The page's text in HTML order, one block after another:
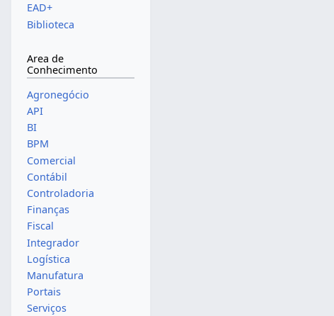
EAD+
Biblioteca
Area de
Conhecimento
Agronegócio
API
BI
BPM
Comercial
Contábil
Controladoria
Finanças
Fiscal
Integrador
Logística
Manufatura
Portais
Serviços